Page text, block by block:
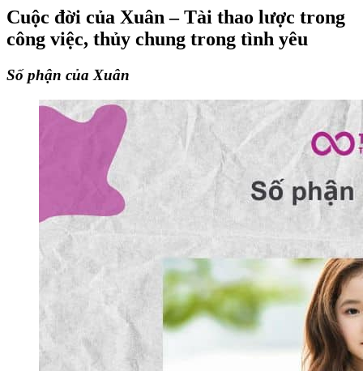
Cuộc đời của Xuân – Tài thao lược trong
công việc, thủy chung trong tình yêu
Số phận của Xuân